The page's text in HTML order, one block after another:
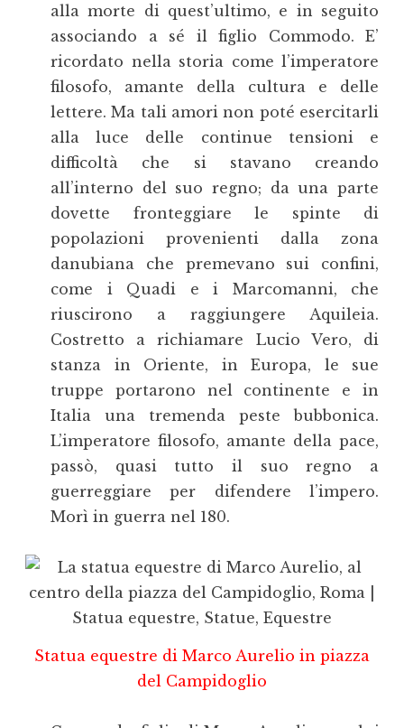
alla morte di quest’ultimo, e in seguito
associando a sé il figlio Commodo. E’
ricordato nella storia come l’imperatore
filosofo, amante della cultura e delle
lettere. Ma tali amori non poté esercitarli
alla luce delle continue tensioni e
difficoltà che si stavano creando
all’interno del suo regno; da una parte
dovette fronteggiare le spinte di
popolazioni provenienti dalla zona
danubiana che premevano sui confini,
come i Quadi e i Marcomanni, che
riuscirono a raggiungere Aquileia.
Costretto a richiamare Lucio Vero, di
stanza in Oriente, in Europa, le sue
truppe portarono nel continente e in
Italia una tremenda peste bubbonica.
L’imperatore filosofo, amante della pace,
passò, quasi tutto il suo regno a
guerreggiare per difendere l’impero.
Morì in guerra nel 180.
Statua equestre di Marco Aurelio in piazza
del Campidoglio